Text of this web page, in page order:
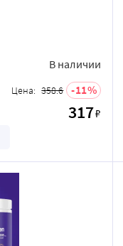
В наличии
Цена: 358.6 11
317₽